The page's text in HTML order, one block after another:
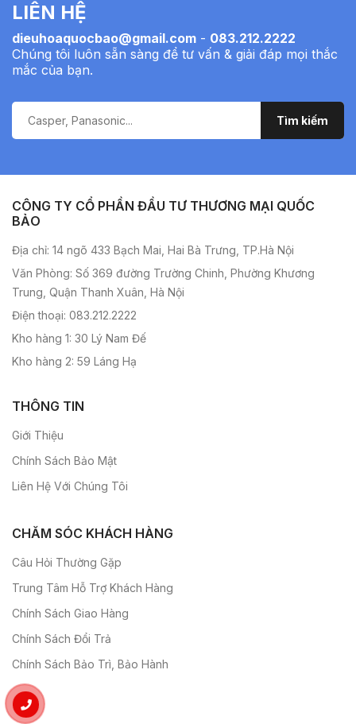
LIÊN HỆ
dieuhoaquocbao@gmail.com - 083.212.2222
Chúng tôi luôn sẵn sàng để tư vấn & giải đáp mọi thắc
mắc của bạn.
CÔNG TY CỔ PHẦN ĐẦU TƯ THƯƠNG MẠI QUỐC
BẢO
Địa chỉ: 14 ngõ 433 Bạch Mai, Hai Bà Trưng, TP.Hà Nội
Văn Phòng: Số 369 đường Trường Chinh, Phường Khương
Trung, Quận Thanh Xuân, Hà Nội
Điện thoại: 083.212.2222
Kho hàng 1: 30 Lý Nam Đế
Kho hàng 2: 59 Láng Hạ
THÔNG TIN
Giới Thiệu
Chính Sách Bảo Mật
Liên Hệ Với Chúng Tôi
CHĂM SÓC KHÁCH HÀNG
Câu Hỏi Thường Gặp
Trung Tâm Hỗ Trợ Khách Hàng
Chính Sách Giao Hàng
Chính Sách Đổi Trả
Chính Sách Bảo Trì, Bảo Hành